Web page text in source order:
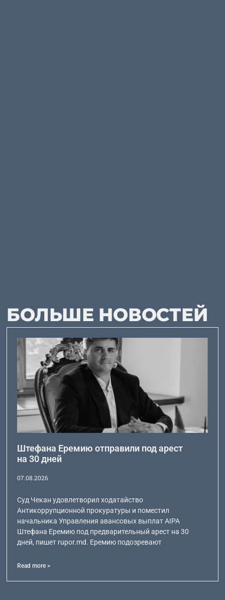
БОЛЬШЕ НОВОСТЕЙ
Штефана Еремию отправили под арест
на 30 дней
07.08.2026
Суд Чекан удовлетворил ходатайство
Антикоррупционной прокуратуры и поместил
начальника Управления авансовых выплат AIPA
Штефана Еремию под предварительный арест на 30
дней, пишет rupor.md. Еремию подозревают
Read more >